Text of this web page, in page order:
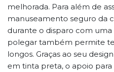
melhorada. Para além de
manuseamento seguro da
durante o disparo com uma
polegar também permite
longos. Graças ao seu
em tinta preta, o apoio